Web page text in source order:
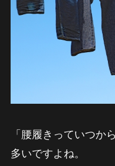
「腰履きっていつか
多いですよね。